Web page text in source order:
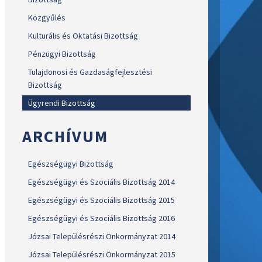
Közgyűlés
Kulturális és Oktatási Bizottság
Pénzügyi Bizottság
Tulajdonosi és Gazdaságfejlesztési
Bizottság
Ügyrendi Bizottság
ARCHÍVUM
Egészségügyi Bizottság
Egészségügyi és Szociális Bizottság 2014
Egészségügyi és Szociális Bizottság 2015
Egészségügyi és Szociális Bizottság 2016
Józsai Településrészi Önkormányzat 2014
Józsai Településrészi Önkormányzat 2015